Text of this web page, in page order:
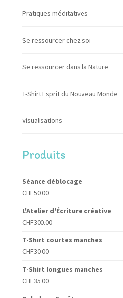
Pratiques méditatives
Se ressourcer chez soi
Se ressourcer dans la Nature
T-Shirt Esprit du Nouveau Monde
Visualisations
Produits
Séance déblocage
CHF50.00
L'Atelier d'Écriture créative
CHF300.00
T-Shirt courtes manches
CHF30.00
T-Shirt longues manches
CHF35.00